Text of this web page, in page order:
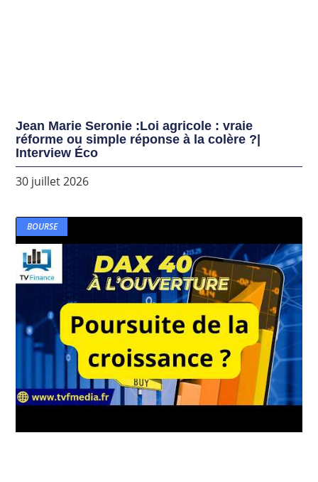
Jean Marie Seronie :Loi agricole : vraie
réforme ou simple réponse à la colère ?|
Interview Éco
30 juillet 2026
BOURSE